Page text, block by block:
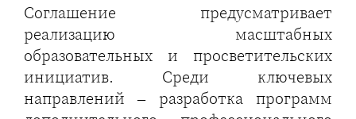
Соглашение предусматривает
реализацию масштабных
образовательных и просветительских
инициатив. Среди ключевых
направлений – разработка программ